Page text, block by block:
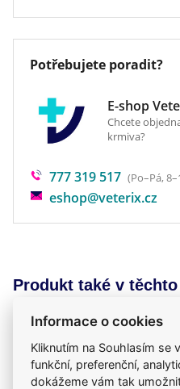
není určeno ke konzumaci
Potřebujete poradit?
E-shop
Chcete
krmiva?
777 319 517 (Po–Pá,
eshop@veterix.cz
Produkt také v
Krmiva
Žvýkací kosti
Pamlsky
Informace o cookies
Kliknutím na Souhlasím se
funkční, preferenční,
dokážeme vám tak